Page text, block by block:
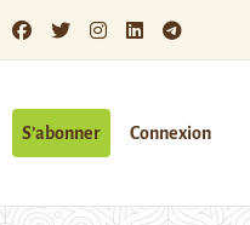
S’abonner Connexion